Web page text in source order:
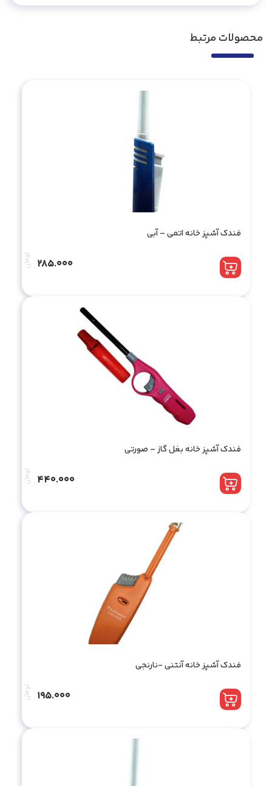
محصولات مرتبط
فندک آشپز خانه اتمی – آبی
تومان 285.000
فندک آشپز خانه بغل گاز – صورتی
تومان 440.000
فندک آشپز خانه آنتنی -نارنجی
تومان 195.000